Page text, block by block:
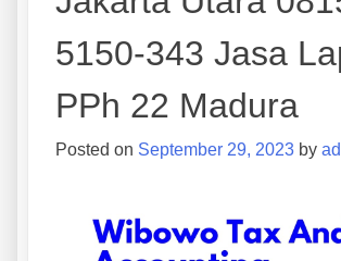
5150-343 Jasa
PPh 22 Madura
Posted on September 29, 2023 by